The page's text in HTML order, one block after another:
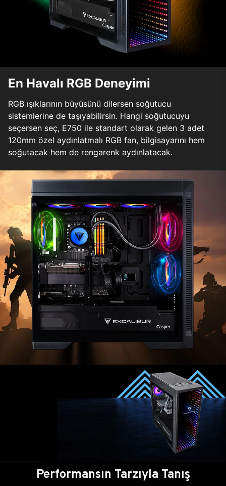
En Havalı RGB Deneyimi
RGB ışıklarının büyüsünü dilersen soğutucu
sistemlerine de taşıyabilirsin. Hangi soğutucuyu
seçersen seç, E750 ile standart olarak gelen 3 adet
120mm özel aydınlatmalı RGB fan, bilgisayarını hem
soğutacak hem de rengarenk aydınlatacak.
Performansın Tarzıyla Tanış